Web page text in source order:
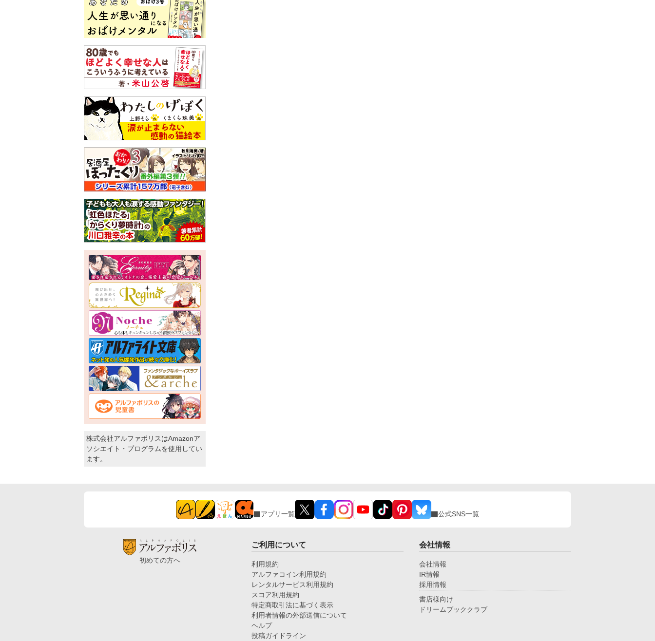
株式会社アルファポリスはAmazonア
ソシエイト・プログラムを使用してい
ます。
アプリ一覧 公式SNS一覧
初めての方へ
ご利用について
利用規約
アルファコイン利用規約
レンタルサービス利用規約
スコア利用規約
特定商取引法に基づく表示
利用者情報の外部送信について
ヘルプ
投稿ガイドライン
会社情報
会社情報
IR情報
採用情報
書店様向け
ドリームブッククラブ